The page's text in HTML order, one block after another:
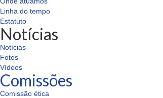
Linha do tempo
Estatuto
Notícias
Notícias
Fotos
Vídeos
Comissões
Comissão ética